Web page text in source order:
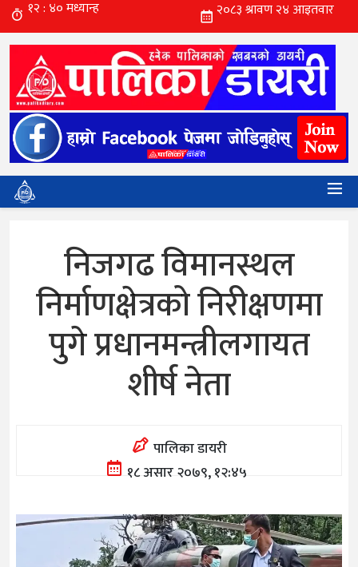
निजगढ विमानस्थल
निर्माणक्षेत्रको निरीक्षणमा
पुगे प्रधानमन्त्रीलगायत
शीर्ष नेता
पालिका डायरी
१८ असार २०७९, १२:४५